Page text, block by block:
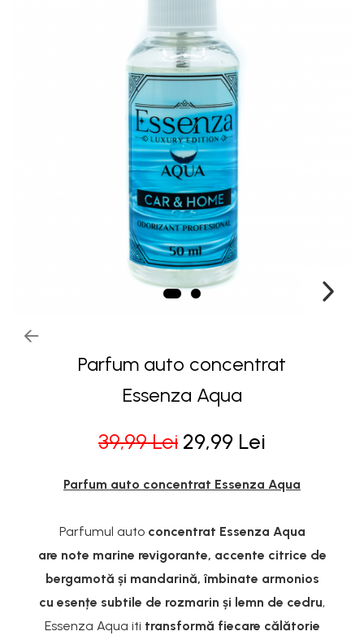
Parfum auto concentrat
Essenza Aqua
39,99 Lei 29,99 Lei
Parfum auto concentrat Essenza Aqua
Parfumul auto concentrat Essenza Aqua
are note marine revigorante, accente citrice de
bergamotă și mandarină, îmbinate armonios
cu esențe subtile de rozmarin și lemn de cedru,
Essenza Aqua iti transformă fiecare călătorie